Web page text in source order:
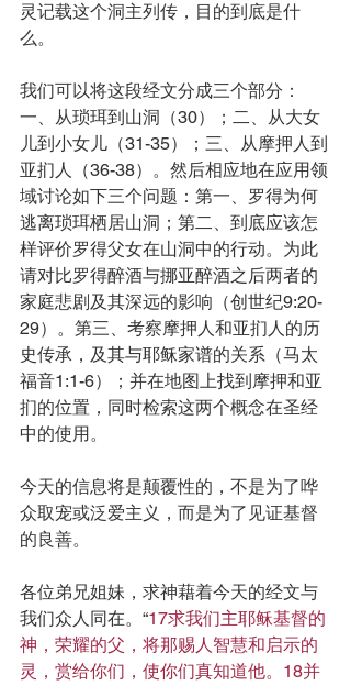
灵记载这个洞主列传，目的到底是什
么。
我们可以将这段经文分成三个部分：
一、从琐珥到山洞（30）；二、从大女
儿到小女儿（31-35）；三、从摩押人到
亚扪人（36-38）。然后相应地在应用领
域讨论如下三个问题：第一、罗得为何
逃离琐珥栖居山洞；第二、到底应该怎
样评价罗得父女在山洞中的行动。为此
请对比罗得醉酒与挪亚醉酒之后两者的
家庭悲剧及其深远的影响（创世纪9:20-
29）。第三、考察摩押人和亚扪人的历
史传承，及其与耶稣家谱的关系（马太
福音1:1-6）；并在地图上找到摩押和亚
扪的位置，同时检索这两个概念在圣经
中的使用。
今天的信息将是颠覆性的，不是为了哗
众取宠或泛爱主义，而是为了见证基督
的良善。
各位弟兄姐妹，求神藉着今天的经文与
我们众人同在。“17求我们主耶稣基督的
神，荣耀的父，将那赐人智慧和启示的
灵，赏给你们，使你们真知道他。18并